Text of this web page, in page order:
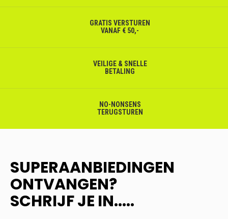
GRATIS VERSTUREN
VANAF € 50,-
VEILIGE & SNELLE
BETALING
NO-NONSENS
TERUGSTUREN
SUPERAANBIEDINGEN
ONTVANGEN?
SCHRIJF JE IN.....